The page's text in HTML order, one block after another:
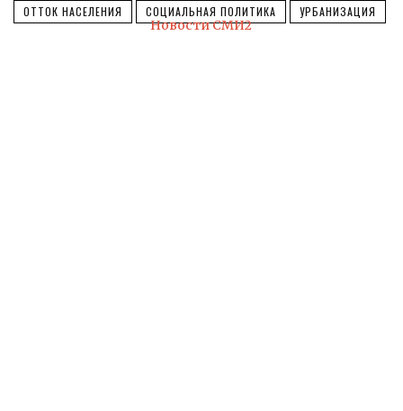
ОТТОК НАСЕЛЕНИЯ
СОЦИАЛЬНАЯ ПОЛИТИКА УРБАНИЗАЦИЯ
Новости СМИ2